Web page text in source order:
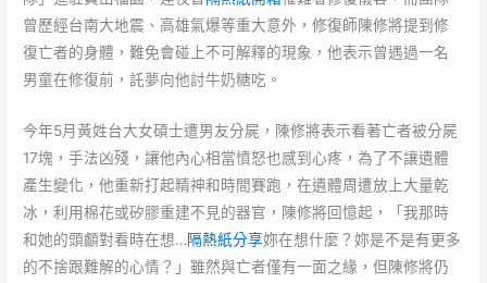
曾歷經台南大地震、高雄氣爆等重大意外，修復師陳修將提到修
復亡者的身體，難免會碰上不可解釋的現象，他表示曾遇過一名
男童在修復前，託夢向他討牛奶糖吃。
今年5月黃姓台大女碩士遭男友分屍，陳修將表示看著亡者被分屍
17塊，手法凶殘，讓他內心相當憤怒也感到心疼，為了不讓遺體
產生變化，他重新打起精神和時間賽跑，在遺體周遭放上大量乾
冰，利用棉花或矽膠重建不見的器官，陳修將回憶起，「我那時
和她的頭顱對看時在想…隔熱紙分享妳在想什麼？妳是不是有更多
的不捨跟難解的心情？」雖然與亡者僅有一面之緣，但陳修將仍